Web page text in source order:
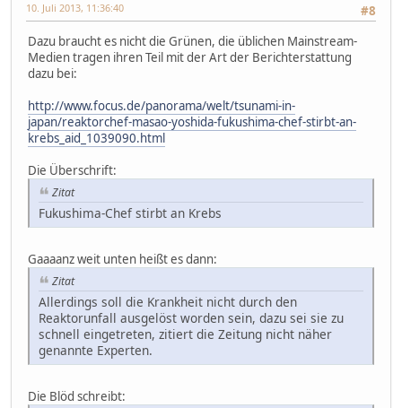
#8
10. Juli 2013, 11:36:40
Dazu braucht es nicht die Grünen, die üblichen Mainstream-
Medien tragen ihren Teil mit der Art der Berichterstattung
dazu bei:
http://www.focus.de/panorama/welt/tsunami-in-
japan/reaktorchef-masao-yoshida-fukushima-chef-stirbt-an-
krebs_aid_1039090.html
Die Überschrift:
Zitat
Fukushima-Chef stirbt an Krebs
Gaaaanz weit unten heißt es dann:
Zitat
Allerdings soll die Krankheit nicht durch den
Reaktorunfall ausgelöst worden sein, dazu sei sie zu
schnell eingetreten, zitiert die Zeitung nicht näher
genannte Experten.
Die Blöd schreibt: